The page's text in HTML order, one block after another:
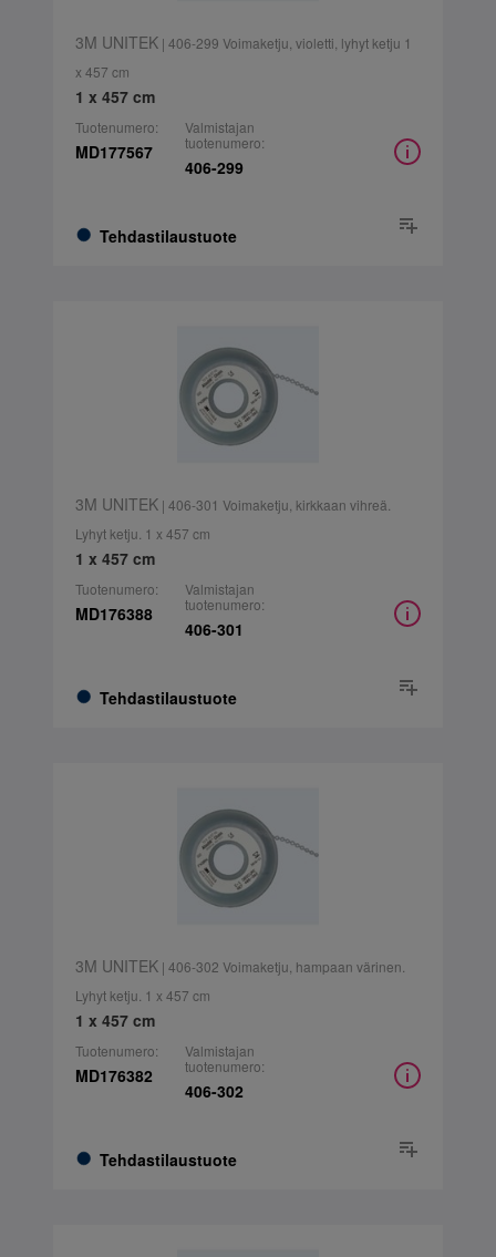
3M UNITEK| 406-299 Voimaketju, violetti, lyhyt ketju 1
x 457 cm
1 x 457 cm
Tuotenumero:
MD177567
Tehdastilaustuote
Valmistajan
tuotenumero:
406-299
3M UNITEK| 406-301 Voimaketju, kirkkaan vihreä.
Lyhyt ketju. 1 x 457 cm
1 x 457 cm
Tuotenumero:
MD176388
Tehdastilaustuote
Valmistajan
tuotenumero:
406-301
3M UNITEK| 406-302 Voimaketju, hampaan värinen.
Lyhyt ketju. 1 x 457 cm
1 x 457 cm
Tuotenumero:
MD176382
Tehdastilaustuote
Valmistajan
tuotenumero:
406-302